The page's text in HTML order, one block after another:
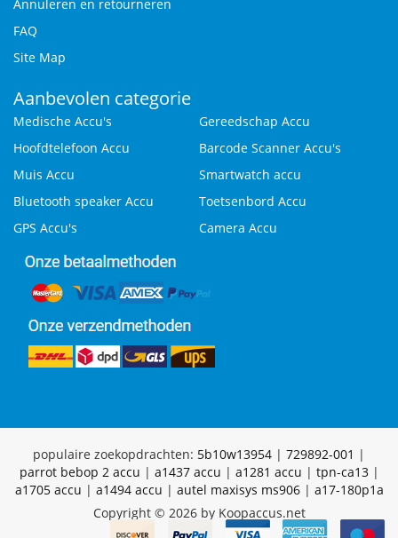
Annuleren en retourneren
FAQ
Site Map
Aanbevolen categorie
Medische Accu's
Gereedschap Accu
Hoofdtelefoon Accu
Barcode Scanner Accu's
Muis Accu
Smartwatch accu
Bluetooth speaker Accu
Toetsenbord Accu
GPS Accu's
Camera Accu
populaire zoekopdrachten: 5b10w13954 | 729892-001 |
parrot bebop 2 accu | a1437 accu | a1281 accu | tpn-ca13|
a1705 accu | a1494 accu | autel maxisys ms906| a17-180p1a
Copyright © 2026 by Koopaccus.net